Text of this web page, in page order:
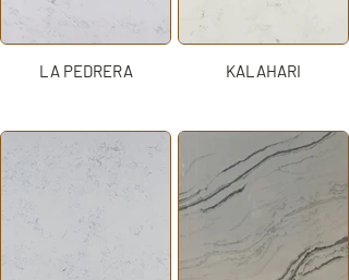
LA PEDRERA KALAHARI